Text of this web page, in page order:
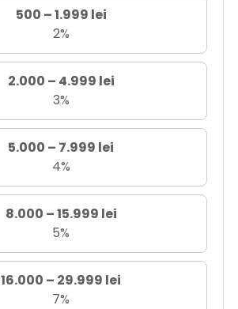
500 – 1.999 lei
2%
2.000 – 4.999 lei
3%
5.000 – 7.999 lei
4%
8.000 – 15.999 lei
5%
16.000 – 29.999 lei
7%